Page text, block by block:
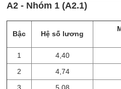
A2 - Nhóm 1 (A2.1)
Bậc Hệ số lương
1
4,40
2
4,74